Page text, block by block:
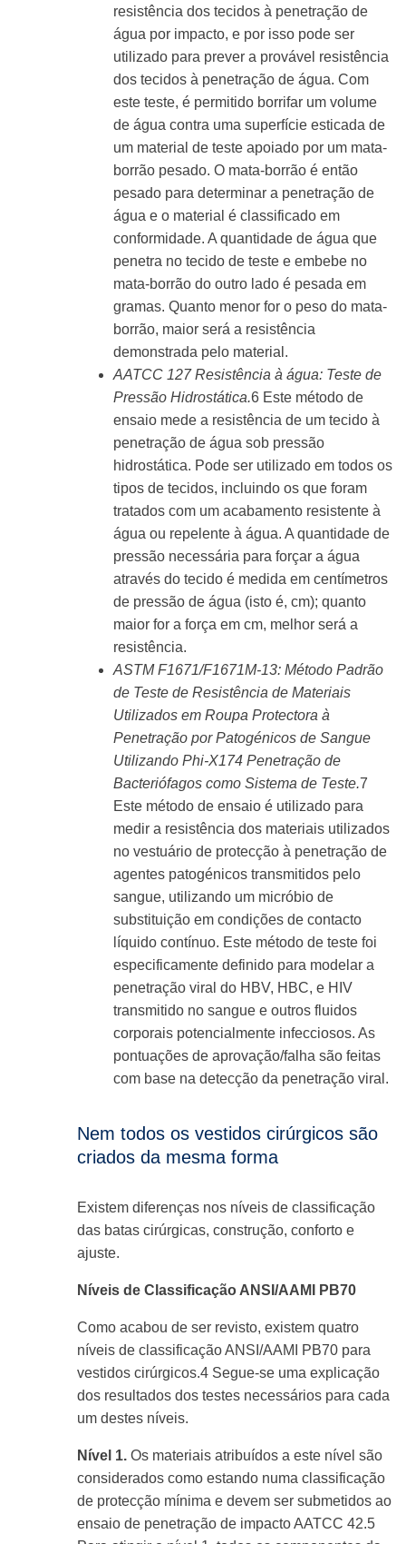
resistência dos tecidos à penetração de
água por impacto, e por isso pode ser
utilizado para prever a provável resistência
dos tecidos à penetração de água. Com
este teste, é permitido borrifar um volume
de água contra uma superfície esticada de
um material de teste apoiado por um mata-
borrão pesado. O mata-borrão é então
pesado para determinar a penetração de
água e o material é classificado em
conformidade. A quantidade de água que
penetra no tecido de teste e embebe no
mata-borrão do outro lado é pesada em
gramas. Quanto menor for o peso do mata-
borrão, maior será a resistência
demonstrada pelo material.
AATCC 127 Resistência à água: Teste de
Pressão Hidrostática.6 Este método de
ensaio mede a resistência de um tecido à
penetração de água sob pressão
hidrostática. Pode ser utilizado em todos os
tipos de tecidos, incluindo os que foram
tratados com um acabamento resistente à
água ou repelente à água. A quantidade de
pressão necessária para forçar a água
através do tecido é medida em centímetros
de pressão de água (isto é, cm); quanto
maior for a força em cm, melhor será a
resistência.
ASTM F1671/F1671M-13: Método Padrão
de Teste de Resistência de Materiais
Utilizados em Roupa Protectora à
Penetração por Patogénicos de Sangue
Utilizando Phi-X174 Penetração de
Bacteriófagos como Sistema de Teste.7
Este método de ensaio é utilizado para
medir a resistência dos materiais utilizados
no vestuário de protecção à penetração de
agentes patogénicos transmitidos pelo
sangue, utilizando um micróbio de
substituição em condições de contacto
líquido contínuo. Este método de teste foi
especificamente definido para modelar a
penetração viral do HBV, HBC, e HIV
transmitido no sangue e outros fluidos
corporais potencialmente infecciosos. As
pontuações de aprovação/falha são feitas
com base na detecção da penetração viral.
Nem todos os vestidos cirúrgicos são
criados da mesma forma
Existem diferenças nos níveis de classificação
das batas cirúrgicas, construção, conforto e
ajuste.
Níveis de Classificação ANSI/AAMI PB70
Como acabou de ser revisto, existem quatro
níveis de classificação ANSI/AAMI PB70 para
vestidos cirúrgicos.4 Segue-se uma explicação
dos resultados dos testes necessários para cada
um destes níveis.
Nível 1. Os materiais atribuídos a este nível são
considerados como estando numa classificação
de protecção mínima e devem ser submetidos ao
ensaio de penetração de impacto AATCC 42.5